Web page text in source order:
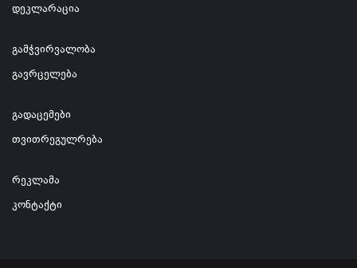
დეკლარაცია
გამჭვირვალობა
გავრცელება
გადაცემები
თვითრეგულრება
რეკლამა
კონტაქტი